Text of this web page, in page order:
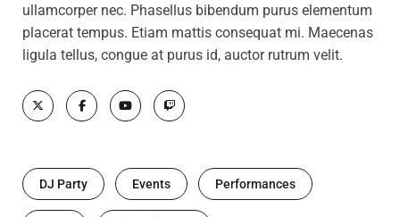
ullamcorper nec. Phasellus bibendum purus elementum
placerat tempus. Etiam mattis consequat mi. Maecenas
ligula tellus, congue at purus id, auctor rutrum velit.
DJ Party Events Performances